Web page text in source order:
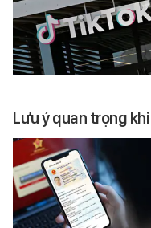
Lưu ý quan trọng